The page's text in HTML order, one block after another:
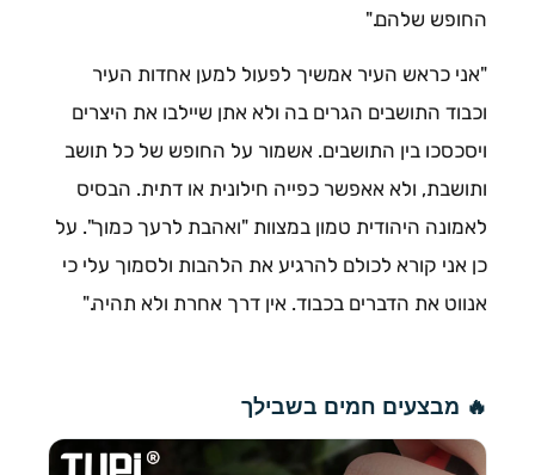
החופש שלהם."
"אני כראש העיר אמשיך לפעול למען אחדות העיר
וכבוד התושבים הגרים בה ולא אתן שיילבו את היצרים
ויסכסכו בין התושבים. אשמור על החופש של כל תושב
ותושבת, ולא אאפשר כפייה חילונית או דתית. הבסיס
לאמונה היהודית טמון במצוות "ואהבת לרעך כמוך". על
כן אני קורא לכולם להרגיע את הלהבות ולסמוך עלי כי
אנווט את הדברים בכבוד. אין דרך אחרת ולא תהיה."
🔥 מבצעים חמים בשבילך